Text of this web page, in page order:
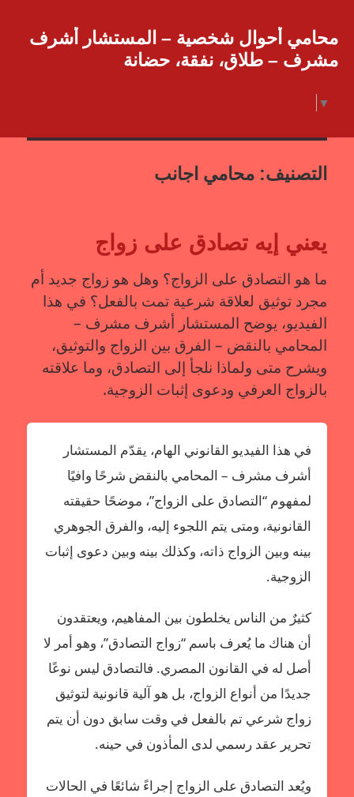
محامي أحوال شخصية – المستشار أشرف
مشرف – طلاق، نفقة، حضانة
▼
التصنيف:محامي اجانب
يعني إيه تصادق على زواج
ما هو التصادق على الزواج؟ وهل هو زواج جديد أم
مجرد توثيق لعلاقة شرعية تمت بالفعل؟ في هذا
الفيديو، يوضح المستشار أشرف مشرف –
المحامي بالنقض – الفرق بين الزواج والتوثيق،
ويشرح متى ولماذا نلجأ إلى التصادق، وما علاقته
بالزواج العرفي ودعوى إثبات الزوجية.
في هذا الفيديو القانوني الهام، يقدّم المستشار
أشرف مشرف – المحامي بالنقض شرحًا وافيًا
لمفهوم “التصادق على الزواج”، موضحًا حقيقته
القانونية، ومتى يتم اللجوء إليه، والفرق الجوهري
بينه وبين الزواج ذاته، وكذلك بينه وبين دعوى إثبات
الزوجية.
كثيرٌ من الناس يخلطون بين المفاهيم، ويعتقدون
أن هناك ما يُعرف باسم “زواج التصادق”، وهو أمر لا
أصل له في القانون المصري. فالتصادق ليس نوعًا
جديدًا من أنواع الزواج، بل هو آلية قانونية لتوثيق
زواج شرعي تم بالفعل في وقت سابق دون أن يتم
تحرير عقد رسمي لدى المأذون في حينه.
ويُعد التصادق على الزواج إجراءً شائعًا في الحالات